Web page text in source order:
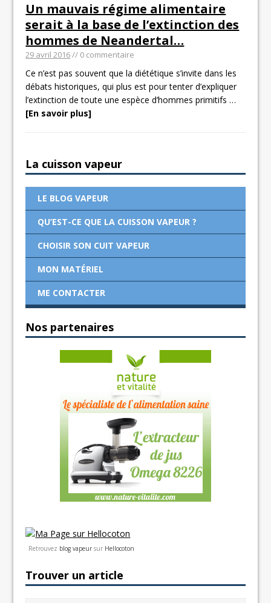
Un mauvais régime alimentaire
serait à la base de l’extinction des
hommes de Neandertal…
29 avril 2016// 0 commentaire
Ce n’est pas souvent que la diététique s’invite dans les
débats historiques, qui plus est pour tenter d’expliquer
l’extinction de toute une espèce d’hommes primitifs…
[En savoir plus]
La cuisson vapeur
LE BLOG VAPEUR
QU’EST-CE QUE LA CUISSON VAPEUR ?
CHOISIR SON CUIT VAPEUR
MON MATÉRIEL
ME CONTACTER
Nos partenaires
Retrouvez blog vapeur sur Hellocoton
Trouver un article